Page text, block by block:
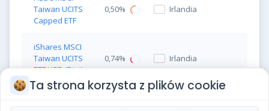
Taiwan UCITS
Capped ETF
0,50% Irlandia
iShares MSCI
Taiwan UCITS
ETF USD (Dist)
0,74% Irlandia
Ta strona korzysta z plików cookie